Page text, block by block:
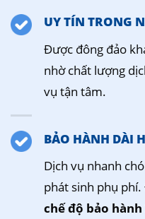
UY TÍN TRONG
Được đông đảo
nhờ chất lượng
vụ tận tâm.
BẢO HÀNH DÀI
Dịch vụ nhanh
phát sinh phụ
chế độ bảo hành